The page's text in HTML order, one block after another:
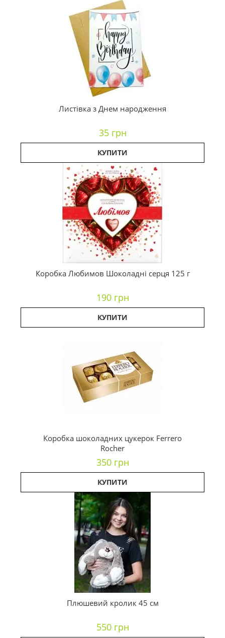
Листівка з Днем народження
35 грн
КУПИТИ
Коробка Любимов Шоколадні серця 125 г
190 грн
КУПИТИ
Коробка шоколадних цукерок Ferrero
Rocher
350 грн
КУПИТИ
Плюшевий кролик 45 см
550 грн